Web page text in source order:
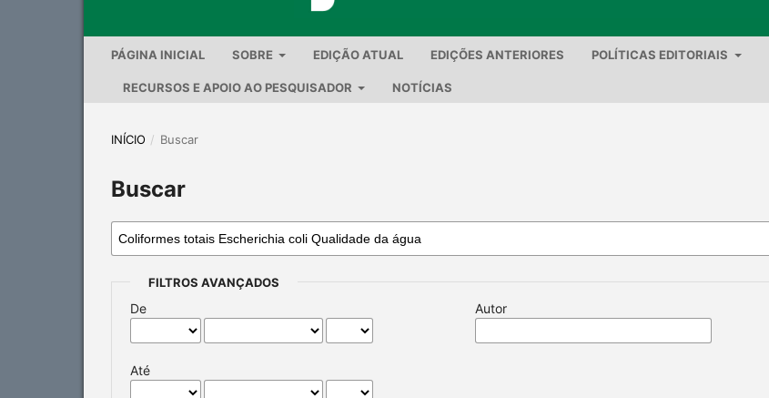
PÁGINA INICIAL SOBRE EDIÇÃO ATUAL EDIÇÕES ANTERIORES POLÍTICAS EDITORIAIS
RECURSOS E APOIO AO PESQUISADOR NOTÍCIAS
INÍCIO / Buscar
Buscar
FILTROS AVANÇADOS
De
Até
Autor